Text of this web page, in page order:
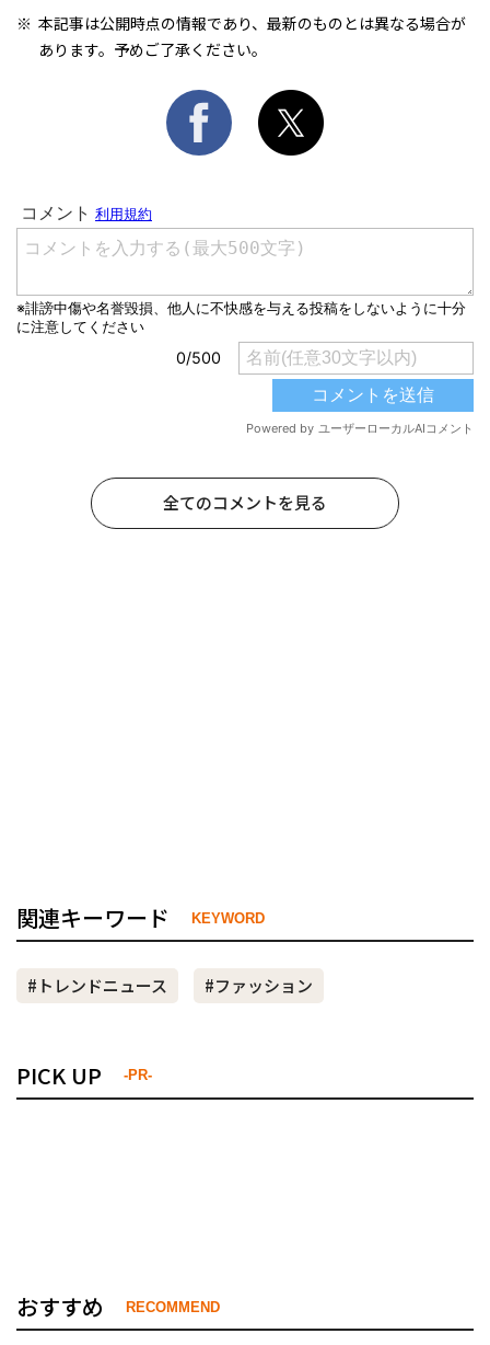
本記事は公開時点の情報であり、最新のものとは異なる場合が
あります。予めご了承ください。
全てのコメントを見る
関連キーワード KEYWORD
#トレンドニュース #ファッション
PICK UP -PR-
おすすめ RECOMMEND